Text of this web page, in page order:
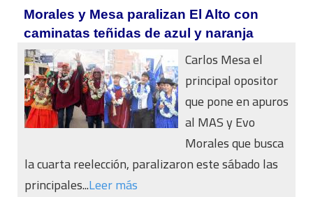
Morales y Mesa paralizan El Alto con
caminatas teñidas de azul y naranja
Carlos Mesa el
principal opositor
que pone en apuros
al MAS y Evo
Morales que busca
la cuarta reelección, paralizaron este sábado las
principales...Leer más